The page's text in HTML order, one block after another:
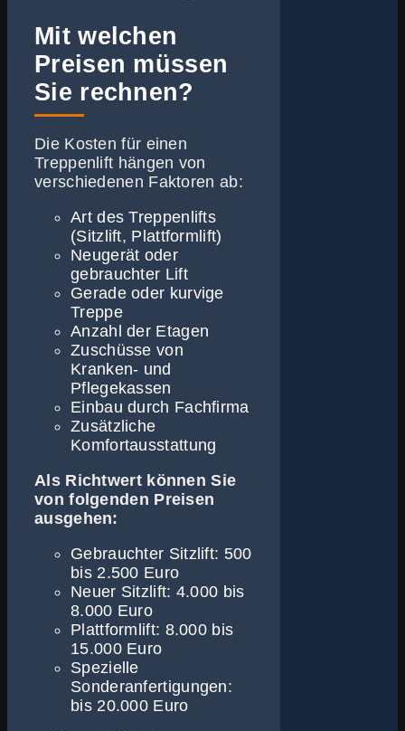
Mit welchen
Preisen müssen
Sie rechnen?
Die Kosten für einen
Treppenlift hängen von
verschiedenen Faktoren ab:
Art des Treppenlifts
(Sitzlift, Plattformlift)
Neugerät oder
gebrauchter Lift
Gerade oder kurvige
Treppe
Anzahl der Etagen
Zuschüsse von
Kranken- und
Pflegekassen
Einbau durch Fachfirma
Zusätzliche
Komfortausstattung
Als Richtwert können Sie
von folgenden Preisen
ausgehen:
Gebrauchter Sitzlift: 500
bis 2.500 Euro
Neuer Sitzlift: 4.000 bis
8.000 Euro
Plattformlift: 8.000 bis
15.000 Euro
Spezielle
Sonderanfertigungen:
bis 20.000 Euro